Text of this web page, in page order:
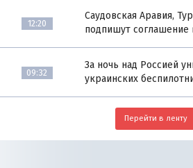
12:20
Саудовская Аравия,
подпишут
09:32
За ночь над Россией
украинских
Перейти в ленту